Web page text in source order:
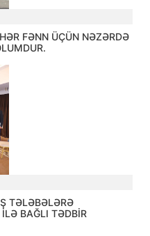
FƏNN ÜÇÜN NƏZƏRDƏ
TƏLƏBƏLƏRƏ
BAĞLI TƏDBİR